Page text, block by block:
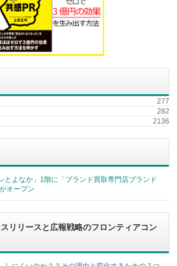
277
282
2136
とよなか」1階に「ブランド買取専門店ブランド
オープン
リリースと広報戦略のフロンティアコン